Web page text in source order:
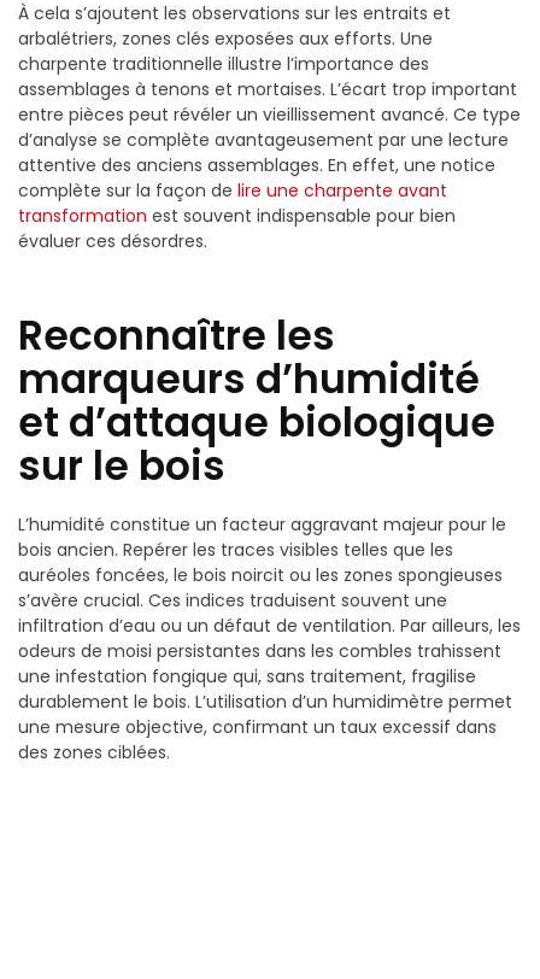
À cela s’ajoutent les observations sur les entraits et
arbalétriers, zones clés exposées aux efforts. Une
charpente traditionnelle illustre l’importance des
assemblages à tenons et mortaises. L’écart trop important
entre pièces peut révéler un vieillissement avancé. Ce type
d’analyse se complète avantageusement par une lecture
attentive des anciens assemblages. En effet, une notice
complète sur la façon de lire une charpente avant
transformation est souvent indispensable pour bien
évaluer ces désordres.
Reconnaître les
marqueurs d’humidité
et d’attaque biologique
sur le bois
L’humidité constitue un facteur aggravant majeur pour le
bois ancien. Repérer les traces visibles telles que les
auréoles foncées, le bois noircit ou les zones spongieuses
s’avère crucial. Ces indices traduisent souvent une
infiltration d’eau ou un défaut de ventilation. Par ailleurs, les
odeurs de moisi persistantes dans les combles trahissent
une infestation fongique qui, sans traitement, fragilise
durablement le bois. L’utilisation d’un humidimètre permet
une mesure objective, confirmant un taux excessif dans
des zones ciblées.